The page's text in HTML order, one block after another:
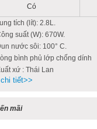
Có
tích (lít): 2.8L.
suất (W): 670W.
nước sôi: 100° C.
bình phủ lớp chống dính
xứ : Thái Lan
tiết>>
mãi